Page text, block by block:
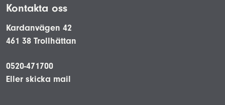
Kontakta oss
Kardanvägen 42
461 38 Trollhättan
0520-471700
Eller skicka mail